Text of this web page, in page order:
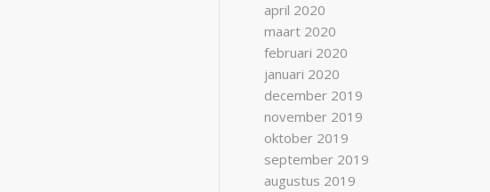
april 2020
maart 2020
februari 2020
januari 2020
december 2019
november 2019
oktober 2019
september 2019
augustus 2019